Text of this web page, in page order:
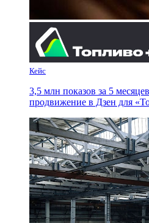
Кейс
3,5 млн показов за 5
продвижение в Дзен для